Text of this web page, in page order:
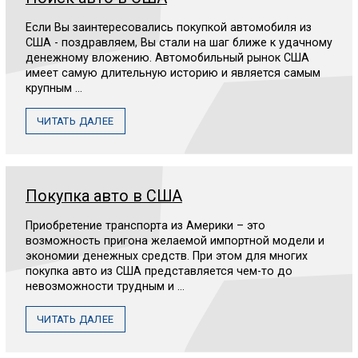
Если Вы заинтересовались покупкой автомобиля из
США - поздравляем, Вы стали на шаг ближе к удачному
денежному вложению. Автомобильный рынок США
имеет самую длительную историю и является самым
крупным ...
ЧИТАТЬ ДАЛЕЕ
Покупка авто в США
Приобретение транспорта из Америки – это
возможность пригона желаемой импортной модели и
экономии денежных средств. При этом для многих
покупка авто из США представляется чем-то до
невозможности трудным и ...
ЧИТАТЬ ДАЛЕЕ